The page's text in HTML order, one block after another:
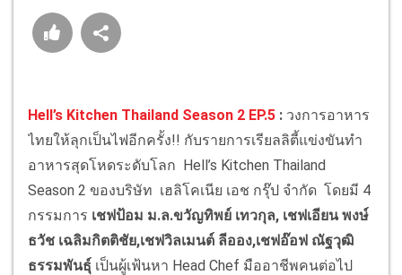
Hell’s Kitchen Thailand Season 2 EP.5 : วงการอาหาร
ไทยให้ลุกเป็นไฟอีกครั้ง!! กับรายการเรียลลิตี้แข่งขันทำ
อาหารสุดโหดระดับโลก Hell’s Kitchen Thailand
Season 2 ของบริษัท เฮลิโคเนีย เอช กรุ๊ป จำกัด โดยมี 4
กรรมการ เชฟป้อม ม.ล.ขวัญทิพย์ เทวกุล, เชฟเอียน พงษ์
ธวัช เฉลิมกิตติชัย,เชฟวิลเมนต์ ลีออง,เชฟอ๊อฟ ณัฐวุฒิ
ธรรมพันธุ์ เป็นผู้เฟ้นหา Head Chef มืออาชีพคนต่อไป